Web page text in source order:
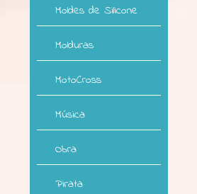
Moldes de Silicone
Molduras
MotoCross
Música
Obra
Pirata